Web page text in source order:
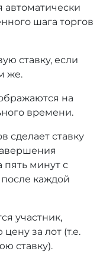
автоматически
шага торгов
ставку, если
же.
на
времени.
сделает ставку
пять минут с
каждой
участник,
за лот (т.е.
ставку).